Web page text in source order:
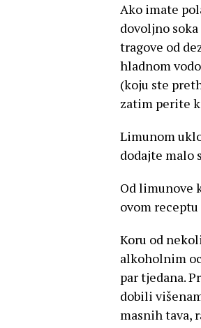
Ako imate
dovoljno
tragove od
hladnom
(koju ste
zatim perite
Limunom
dodajte malo
Od limunove
ovom receptu
Koru od
alkoholnim
par tjedana.
dobili
masnih tava,